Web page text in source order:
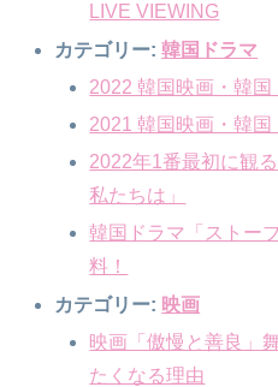
LIVE VIEWING
カテゴリー:韓国ドラマ
2022 韓国映画・韓国
2021 韓国映画・韓国
2022年1番最初に観
私たちは」
韓国ドラマ「ストー
料！
カテゴリー: 映画
映画「傲慢と善良」
たくなる理由